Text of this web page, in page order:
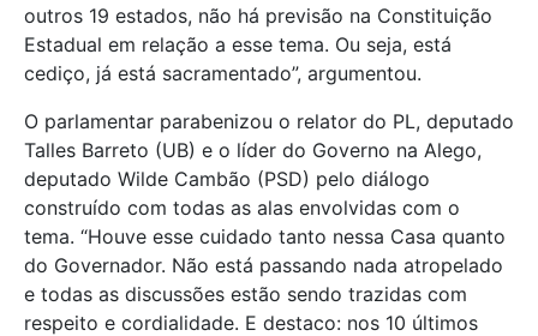
outros 19 estados, não há previsão na Constituição
Estadual em relação a esse tema. Ou seja, está
cediço, já está sacramentado”, argumentou.
O parlamentar parabenizou o relator do PL, deputado
Talles Barreto (UB) e o líder do Governo na Alego,
deputado Wilde Cambão (PSD) pelo diálogo
construído com todas as alas envolvidas com o
tema. “Houve esse cuidado tanto nessa Casa quanto
do Governador. Não está passando nada atropelado
e todas as discussões estão sendo trazidas com
respeito e cordialidade. E destaco: nos 10 últimos